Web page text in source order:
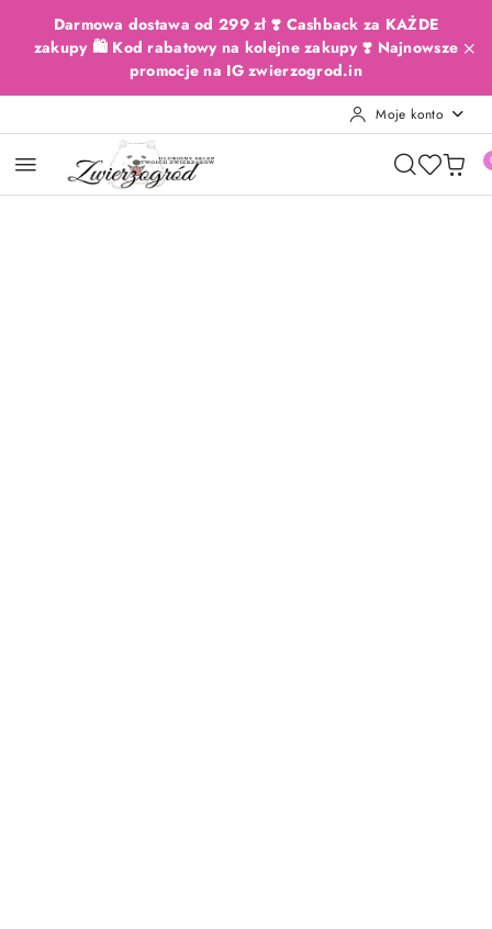
Przejdź do treści głównej
Przejdź do wyszukiwarki
Przejdź do moje konto
Przejdź do menu głównego
Przejdź do opisu produktu
Przejdź do stopki
Darmowa dostawa od 299 zł ❣️ Cashback za KAŻDE
zakupy 🛍️ Kod rabatowy na kolejne zakupy ❣️ Najnowsze
promocje na IG zwierzogrod.in
Moje konto